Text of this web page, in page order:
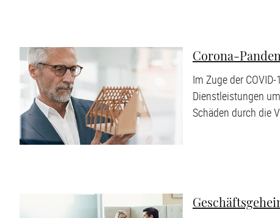
Corona-
Im Zuge der
Dienstleistungen
Schäden durch die